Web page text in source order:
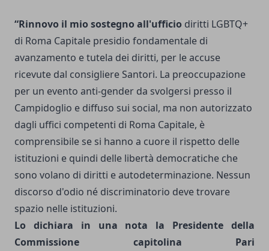
“Rinnovo il mio sostegno all'ufficio diritti LGBTQ+
di Roma Capitale presidio fondamentale di
avanzamento e tutela dei diritti, per le accuse
ricevute dal consigliere Santori. La preoccupazione
per un evento anti-gender da svolgersi presso il
Campidoglio e diffuso sui social, ma non autorizzato
dagli uffici competenti di Roma Capitale, è
comprensibile se si hanno a cuore il rispetto delle
istituzioni e quindi delle libertà democratiche che
sono volano di diritti e autodeterminazione. Nessun
discorso d'odio né discriminatorio deve trovare
spazio nelle istituzioni.
Lo dichiara in una nota la Presidente della
Commissione capitolina Pari